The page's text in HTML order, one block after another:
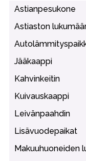
Astianpesukone
Astiaston
Jääkaappi
Kahvinkeitin
Kuivauskaappi
Leivänpaahdin
Lisävuodepaikat
Makuuhuoneiden